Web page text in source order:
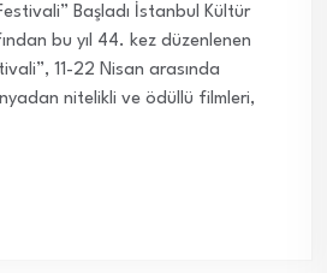
Başladı İstanbul Kültür
bu yıl 44. kez düzenlenen
11-22 Nisan arasında
nitelikli ve ödüllü filmleri,